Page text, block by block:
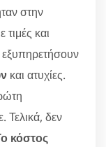
στην
και
και ατυχίες.
Τελικά, δεν
κόστος